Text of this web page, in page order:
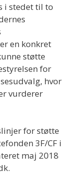
i stedet til to
en konkret
støtte
for
hvor
vurderer
for støtte
3F/CF i
maj 2018